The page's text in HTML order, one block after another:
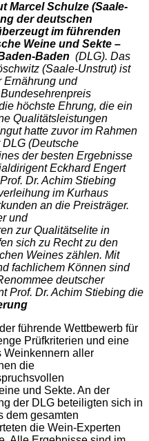
Marcel Schulze (Saale-
der deutschen
im führenden
Weine und Sekte –
Baden (DLG). Das
(Saale-Unstrut) ist
Ernährung und
höchste Ehrung, die ein
Qualitätsleistungen
hatte zuvor im Rahmen
(Deutsche
der besten Ergebnisse
Eckhard Engert
Dr. Achim Stiebing
im Kurhaus
an die Preisträger.
und
zur Qualitätselite in
sich zu Recht zu den
Weines zählen. Mit
fachlichem Können sind
deutscher
Prof. Dr. Achim Stiebing die
führende Wettbewerb für
Prüfkriterien und eine
Weinkennern aller
die
und Sekte. An der
der DLG beteiligten sich in
dem gesamten
die Wein-Experten